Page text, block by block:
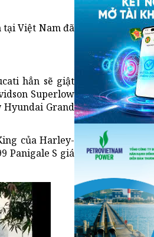
Việt Nam đã
hẳn sẽ giật
Superlow
Grand
của Harley-
Panigale S giá